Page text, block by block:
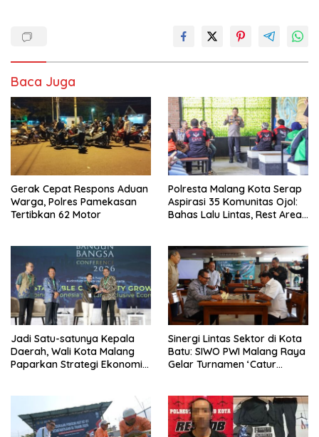
Baca Juga
Gerak Cepat Respons Aduan
Warga, Polres Pamekasan
Tertibkan 62 Motor
Polresta Malang Kota Serap
Aspirasi 35 Komunitas Ojol:
Bahas Lalu Lintas, Rest Area,
Jadi Satu-satunya Kepala
Daerah, Wali Kota Malang
Paparkan Strategi Ekonomi
Sinergi Lintas Sektor di Kota
Batu: SIWO PWI Malang Raya
Gelar Turnamen ‘Catur